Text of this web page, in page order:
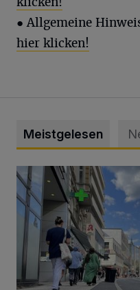
● Allgemeine
hier klicken!
Meistgelesen
Ein Unzustand und